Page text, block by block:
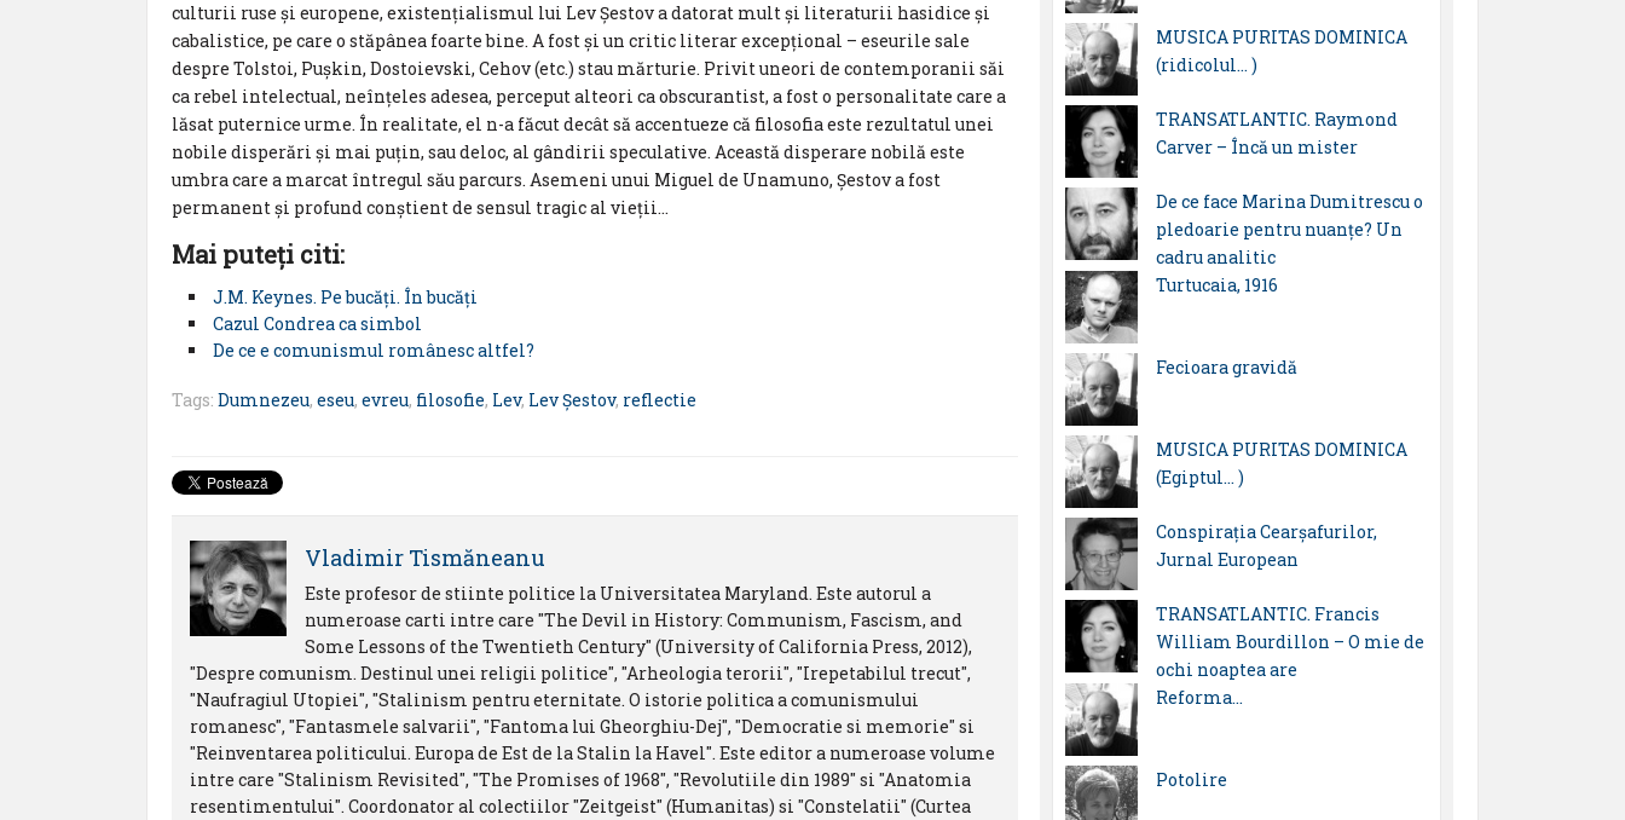
culturii ruse și europene, existențialismul lui Lev Şestov a datorat mult și literaturii hasidice și
cabalistice, pe care o stăpânea foarte bine. A fost și un critic literar excepțional – eseurile sale
despre Tolstoi, Pușkin, Dostoievski, Cehov (etc.) stau mărturie. Privit uneori de contemporanii săi
ca rebel intelectual, neînțeles adesea, perceput alteori ca obscurantist, a fost o personalitate care a
lăsat puternice urme. În realitate, el n-a făcut decât să accentueze că filosofia este rezultatul unei
nobile disperări și mai puțin, sau deloc, al gândirii speculative. Această disperare nobilă este
umbra care a marcat întregul său parcurs. Asemeni unui Miguel de Unamuno, Şestov a fost
permanent și profund conștient de sensul tragic al vieții…
Mai puteţi citi:
J.M. Keynes. Pe bucăţi. În bucăţi
Cazul Condrea ca simbol
De ce e comunismul românesc altfel?
Tags: Dumnezeu, eseu, evreu, filosofie, Lev, Lev Şestov, reflectie
Vladimir Tismăneanu
Este profesor de stiinte politice la Universitatea Maryland. Este autorul a
numeroase carti intre care "The Devil in History: Communism, Fascism, and
Some Lessons of the Twentieth Century" (University of California Press, 2012),
"Despre comunism. Destinul unei religii politice", "Arheologia terorii", "Irepetabilul trecut",
"Naufragiul Utopiei", "Stalinism pentru eternitate. O istorie politica a comunismului
romanesc", "Fantasmele salvarii", "Fantoma lui Gheorghiu-Dej", "Democratie si memorie" si
"Reinventarea politicului. Europa de Est de la Stalin la Havel". Este editor a numeroase volume
intre care "Stalinism Revisited", "The Promises of 1968", "Revolutiile din 1989" si "Anatomia
resentimentului". Coordonator al colectiilor "Zeitgeist" (Humanitas) si "Constelatii" (Curtea
MUSICA PURITAS DOMINICA
(ridicolul… )
TRANSATLANTIC. Raymond
Carver – Încă un mister
De ce face Marina Dumitrescu o
pledoarie pentru nuanțe? Un
cadru analitic
Turtucaia, 1916
Fecioara gravidă
MUSICA PURITAS DOMINICA
(Egiptul… )
Conspirația Cearșafurilor,
Jurnal European
TRANSATLANTIC. Francis
William Bourdillon – O mie de
ochi noaptea are
Reforma…
Potolire